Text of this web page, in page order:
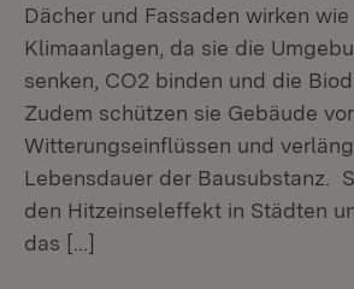
Dächer und Fassaden wirken
Klimaanlagen, da sie die
senken, CO2 binden und die
Zudem schützen sie Gebäude vor
Witterungseinflüssen und
Lebensdauer der Bausubstanz.
den Hitzeinseleffekt in Städten
das […]